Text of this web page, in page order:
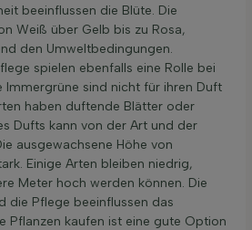
beeinflussen die Blüte. Die
Weiß über Gelb bis zu Rosa,
den Umweltbedingungen.
spielen ebenfalls eine Rolle bei
Immergrüne sind nicht für ihren Duft
haben duftende Blätter oder
Dufts kann von der Art und der
ausgewachsene Höhe von
Einige Arten bleiben niedrig,
Meter hoch werden können. Die
die Pflege beeinflussen das
Pflanzen kaufen ist eine gute Option